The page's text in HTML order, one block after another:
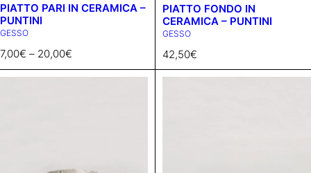
E
PIATTO PARI IN CERAMICA –
PUNTINI
GESSO
7,00€ – 20,00€
PIATTO FONDO IN
CERAMICA – PUNTINI
GESSO
42,50€